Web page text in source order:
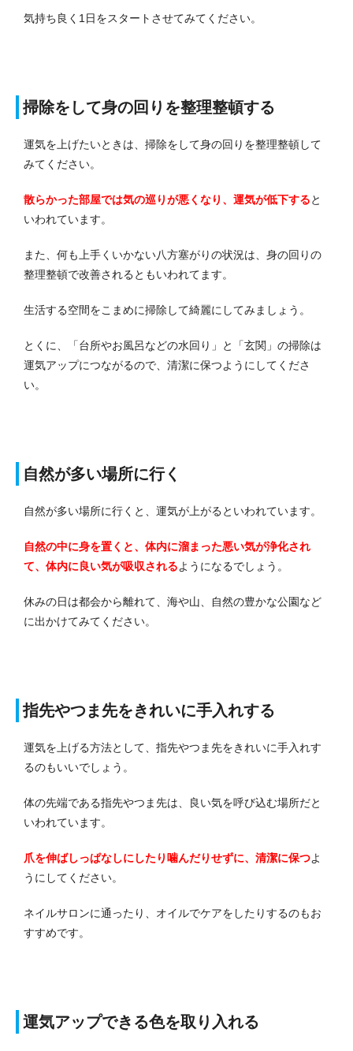
気持ち良く1日をスタートさせてみてください。
掃除をして身の回りを整理整頓する
運気を上げたいときは、掃除をして身の回りを整理整頓して
みてください。
散らかった部屋では気の巡りが悪くなり、運気が低下すると
いわれています。
また、何も上手くいかない八方塞がりの状況は、身の回りの
整理整頓で改善されるともいわれてます。
生活する空間をこまめに掃除して綺麗にしてみましょう。
とくに、「台所やお風呂などの水回り」と「玄関」の掃除は
運気アップにつながるので、清潔に保つようにしてくださ
い。
自然が多い場所に行く
自然が多い場所に行くと、運気が上がるといわれています。
自然の中に身を置くと、体内に溜まった悪い気が浄化され
て、体内に良い気が吸収されるようになるでしょう。
休みの日は都会から離れて、海や山、自然の豊かな公園など
に出かけてみてください。
指先やつま先をきれいに手入れする
運気を上げる方法として、指先やつま先をきれいに手入れす
るのもいいでしょう。
体の先端である指先やつま先は、良い気を呼び込む場所だと
いわれています。
爪を伸ばしっぱなしにしたり噛んだりせずに、清潔に保つよ
うにしてください。
ネイルサロンに通ったり、オイルでケアをしたりするのもお
すすめです。
運気アップできる色を取り入れる